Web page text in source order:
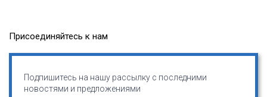
Присоединяйтесь к нам
Подпишитесь на нашу рассылку с последними
новостями и предложениями